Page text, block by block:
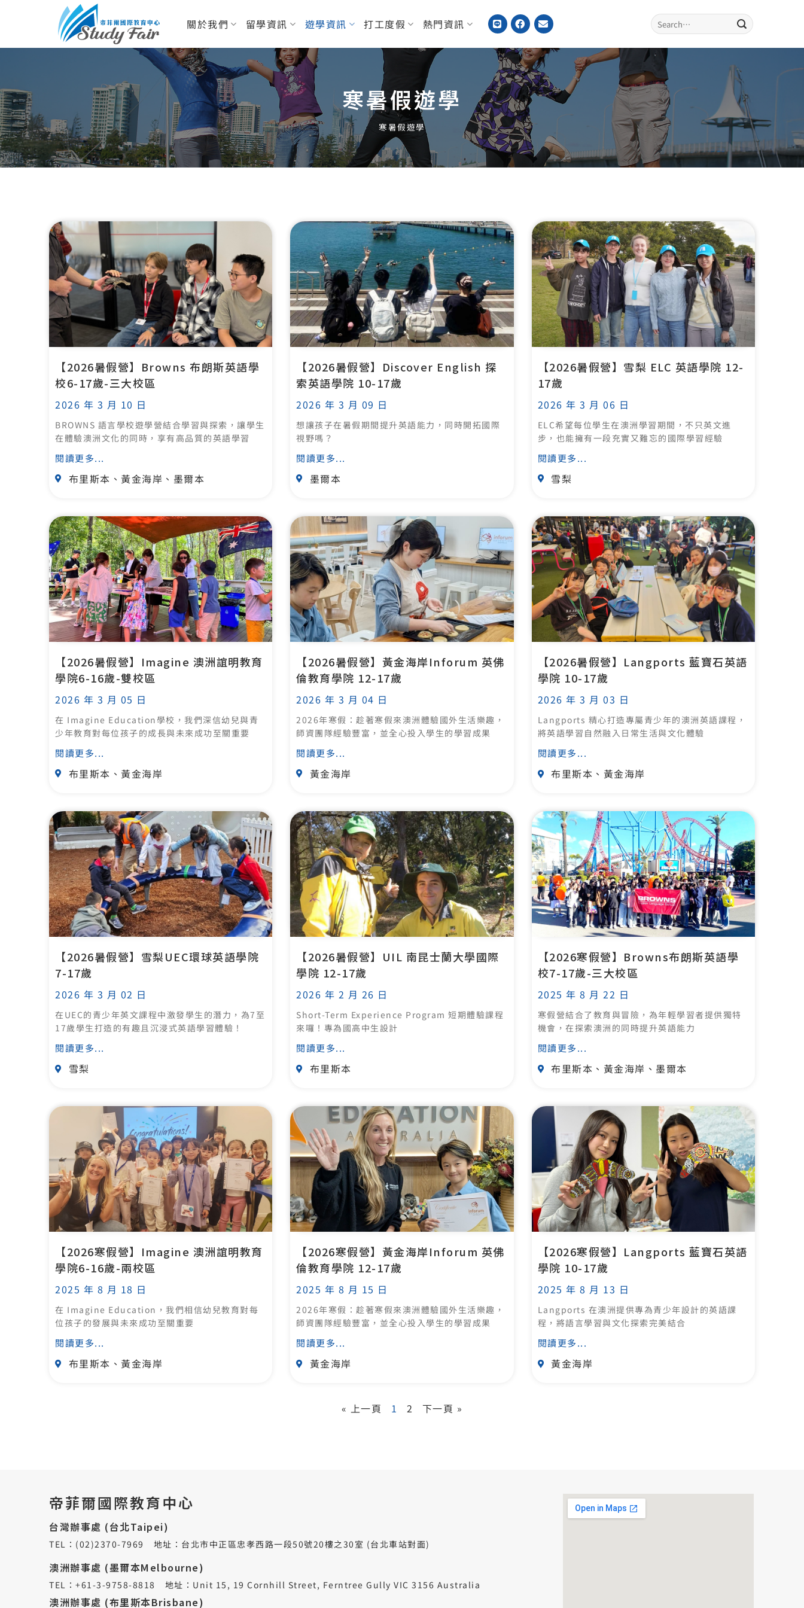
關於我們 留學資訊 遊學資訊 打工度假 熱門資訊
寒暑假遊學
寒暑假遊學
【2026暑假營】Browns 布朗斯英語學
校6-17歲-三大校區
2026 年 3 月 10 日
BROWNS 語言學校遊學營結合學習與探索，讓學生
在體驗澳洲文化的同時，享有高品質的英語學習
閱讀更多...
布里斯本、黃金海岸、墨爾本
【2026暑假營】Discover English 探
索英語學院 10-17歲
2026 年 3 月 09 日
想讓孩子在暑假期間提升英語能力，同時開拓國際
視野嗎？
閱讀更多...
墨爾本
【2026暑假營】雪梨 ELC 英語學院 12-
17歲
2026 年 3 月 06 日
ELC希望每位學生在澳洲學習期間，不只英文進
步，也能擁有一段充實又難忘的國際學習經驗
閱讀更多...
雪梨
【2026暑假營】Imagine 澳洲誼明教育
學院6-16歲-雙校區
2026 年 3 月 05 日
在 Imagine Education學校，我們深信幼兒與青
少年教育對每位孩子的成長與未來成功至關重要
閱讀更多...
布里斯本、黃金海岸
【2026暑假營】黃金海岸Inforum 英佛
倫教育學院 12-17歲
2026 年 3 月 04 日
2026年寒假：趁著寒假來澳洲體驗國外生活樂趣，
師資團隊經驗豐富，並全心投入學生的學習成果
閱讀更多...
黃金海岸
【2026暑假營】Langports 藍寶石英語
學院 10-17歲
2026 年 3 月 03 日
Langports 精心打造專屬青少年的澳洲英語課程，
將英語學習自然融入日常生活與文化體驗
閱讀更多...
布里斯本、黃金海岸
【2026暑假營】雪梨UEC環球英語學院
7-17歲
2026 年 3 月 02 日
在UEC的青少年英文課程中激發學生的潛力，為7至
17歲學生打造的有趣且沉浸式英語學習體驗！
閱讀更多...
雪梨
【2026暑假營】UIL 南昆士蘭大學國際
學院 12-17歲
2026 年 2 月 26 日
Short-Term Experience Program 短期體驗課程
來囉！專為國高中生設計
閱讀更多...
布里斯本
【2026寒假營】Browns布朗斯英語學
校7-17歲-三大校區
2025 年 8 月 22 日
寒假營結合了教育與冒險，為年輕學習者提供獨特
機會，在探索澳洲的同時提升英語能力
閱讀更多...
布里斯本、黃金海岸、墨爾本
【2026寒假營】Imagine 澳洲誼明教育
學院6-16歲-兩校區
2025 年 8 月 18 日
在 Imagine Education，我們相信幼兒教育對每
位孩子的發展與未來成功至關重要
閱讀更多...
布里斯本、黃金海岸
【2026寒假營】黃金海岸Inforum 英佛
倫教育學院 12-17歲
2025 年 8 月 15 日
2026年寒假：趁著寒假來澳洲體驗國外生活樂趣，
師資團隊經驗豐富，並全心投入學生的學習成果
閱讀更多...
黃金海岸
【2026寒假營】Langports 藍寶石英語
學院 10-17歲
2025 年 8 月 13 日
Langports 在澳洲提供專為青少年設計的英語課
程，將語言學習與文化探索完美結合
閱讀更多...
黃金海岸
« 上一頁 1 2 下一頁 »
帝菲爾國際教育中心
台灣辦事處 (台北Taipei)
TEL：(02)2370-7969 地址：台北市中正區忠孝西路一段50號20樓之30室 (台北車站對面)
澳洲辦事處 (墨爾本Melbourne)
TEL：+61-3-9758-8818 地址：Unit 15, 19 Cornhill Street, Ferntree Gully VIC 3156 Australia
澳洲辦事處 (布里斯本Brisbane)